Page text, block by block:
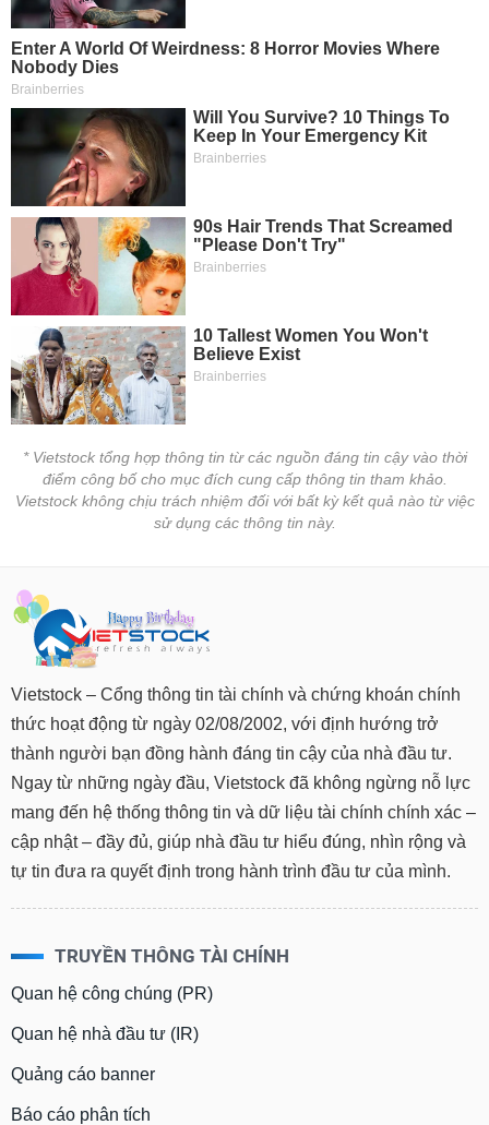
* Vietstock tổng hợp thông tin từ các nguồn đáng tin cậy vào thời
điểm công bố cho mục đích cung cấp thông tin tham khảo.
Vietstock không chịu trách nhiệm đối với bất kỳ kết quả nào từ việc
sử dụng các thông tin này.
Vietstock – Cổng thông tin tài chính và chứng khoán chính
thức hoạt động từ ngày 02/08/2002, với định hướng trở
thành người bạn đồng hành đáng tin cậy của nhà đầu tư.
Ngay từ những ngày đầu, Vietstock đã không ngừng nỗ lực
mang đến hệ thống thông tin và dữ liệu tài chính chính xác –
cập nhật – đầy đủ, giúp nhà đầu tư hiểu đúng, nhìn rộng và
tự tin đưa ra quyết định trong hành trình đầu tư của mình.
TRUYỀN THÔNG TÀI CHÍNH
Quan hệ công chúng (PR)
Quan hệ nhà đầu tư (IR)
Quảng cáo banner
Báo cáo phân tích